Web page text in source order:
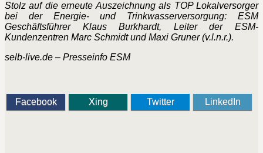
Stolz auf die erneute Auszeichnung als TOP Lokalversorger
bei der Energie- und Trinkwasserversorgung: ESM
Geschäftsführer Klaus Burkhardt, Leiter der ESM-
Kundenzentren Marc Schmidt und Maxi Gruner (v.l.n.r.).
selb-live.de – Presseinfo ESM
Facebook Xing Twitter LinkedIn